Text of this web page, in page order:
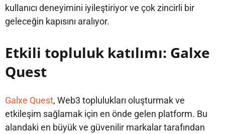
kullanıcı deneyimini iyileştiriyor ve çok zincirli bir
geleceğin kapısını aralıyor.
Etkili topluluk katılımı: Galxe
Quest
Galxe Quest, Web3 toplulukları oluşturmak ve
etkileşim sağlamak için en önde gelen platform. Bu
alandaki en büyük ve güvenilir markalar tarafından